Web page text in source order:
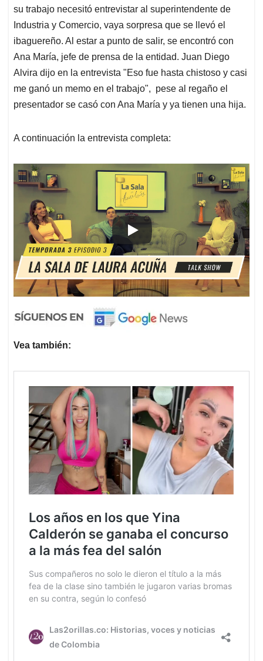
su trabajo necesitó entrevistar al superintendente de
Industria y Comercio, vaya sorpresa que se llevó el
ibaguereño. Al estar a punto de salir, se encontró con
Ana María, jefe de prensa de la entidad. Juan Diego
Alvira dijo en la entrevista "Eso fue hasta chistoso y casi
me ganó un memo en el trabajo", pese al regaño el
presentador se casó con Ana María y ya tienen una hija.
A continuación la entrevista completa:
Vea también: